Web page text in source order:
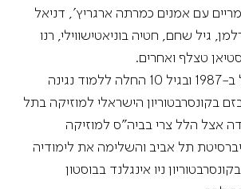
עם אמנים כמרתה ארגריץ’, דניאל
גיל שחם, חטיה בוניאטישווילי, רנו
טצלף ואחרים.
היא נולדה בישראל ב-1987 ובגיל 10 החלה ללמוד נגינה
בקונסרבטוריון הישראלי למוזיקה בתל
אצל הלל צרי בביה”ס למוזיקה
תל אביב והשלימה את לימודיה
ניו אינגלנד בבוסטון